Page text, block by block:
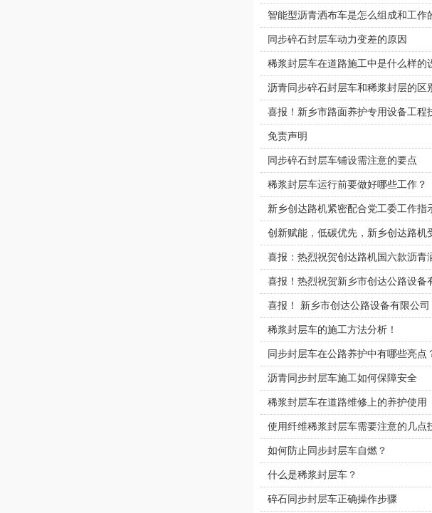
智能型沥青洒布车是怎么组成和工作
同步碎石封层车动力变差的原因
稀浆封层车在道路施工中是什么样的
沥青同步碎石封层车和稀浆封层的区
喜报！新乡市路面养护专用设备工程
免责声明
同步碎石封层车铺设需注意的要点
稀浆封层车运行前要做好哪些工作？
新乡创达路机紧密配合党工委工作指
创新赋能，低碳优先，新乡创达路机
喜报：热烈祝贺创达路机国六款沥
喜报！热烈祝贺新乡市创达公路设备
喜报！ 新乡市创达公路设备有限公
稀浆封层车的施工方法分析！
同步封层车在公路养护中有哪些亮点
沥青同步封层车施工如何保障安全
稀浆封层车在道路维修上的养护使用
使用纤维稀浆封层车需要注意的几点
如何防止同步封层车自燃？
什么是稀浆封层车？
碎石同步封层车​正确操作步骤